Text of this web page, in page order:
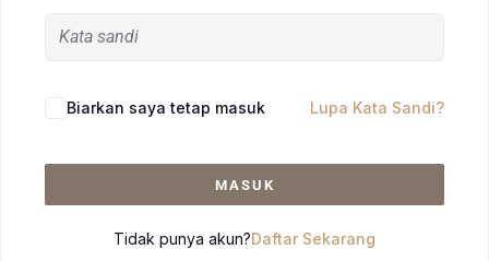
Biarkan saya tetap masuk Lupa Kata Sandi?
MASUK
Tidak punya akun?Daftar Sekarang